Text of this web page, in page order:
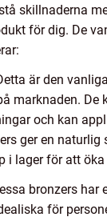
skillnaderna
för dig. De
är den
marknaden. De
och kan
ger en naturlig
i lager för att
bronzers har
för